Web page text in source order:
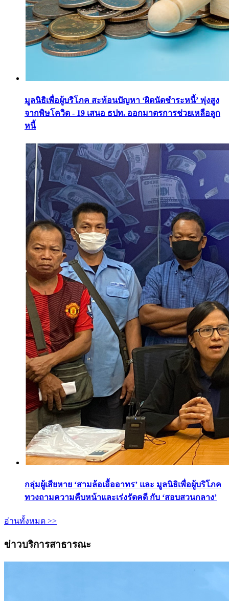
มูลนิธิเพื่อผู้บริโภค สะท้อนปัญหา ‘ผิดนัดชำระหนี้’ พุ่งสูง
จากพิษโควิด - 19 เสนอ ธปท. ออกมาตรการช่วยเหลือลูก
หนี้
กลุ่มผู้เสียหาย ‘สามล้อเอื้ออาทร’ และ มูลนิธิเพื่อผู้บริโภค
ทวงถามความคืบหน้าและเร่งรัดคดี กับ ‘สอบสวนกลาง’
อ่านทั้งหมด >>
ข่าวบริการสาธารณะ